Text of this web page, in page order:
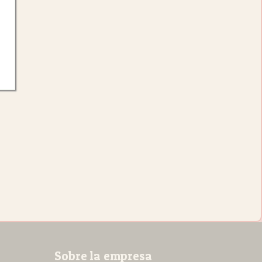
Sobre la empresa